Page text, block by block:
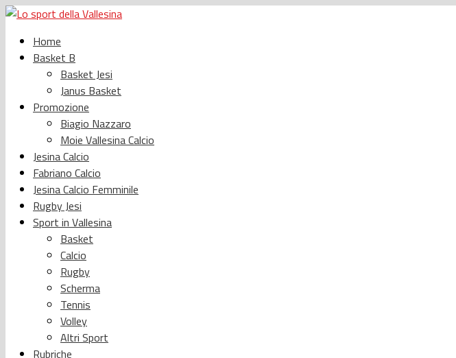
Home
Basket B
Basket Jesi
Janus Basket
Promozione
Biagio Nazzaro
Moie Vallesina Calcio
Jesina Calcio
Fabriano Calcio
Jesina Calcio Femminile
Rugby Jesi
Sport in Vallesina
Basket
Calcio
Rugby
Scherma
Tennis
Volley
Altri Sport
Rubriche